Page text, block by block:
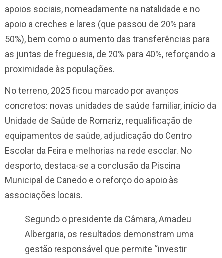
apoios sociais, nomeadamente na natalidade e no
apoio a creches e lares (que passou de 20% para
50%), bem como o aumento das transferências para
as juntas de freguesia, de 20% para 40%, reforçando a
proximidade às populações.
No terreno, 2025 ficou marcado por avanços
concretos: novas unidades de saúde familiar, início da
Unidade de Saúde de Romariz, requalificação de
equipamentos de saúde, adjudicação do Centro
Escolar da Feira e melhorias na rede escolar. No
desporto, destaca-se a conclusão da Piscina
Municipal de Canedo e o reforço do apoio às
associações locais.
Segundo o presidente da Câmara,Amadeu
Albergaria, os resultados demonstram uma
gestão responsável que permite “investir